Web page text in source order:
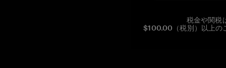
税金や関税
$100.00（税別）以上の